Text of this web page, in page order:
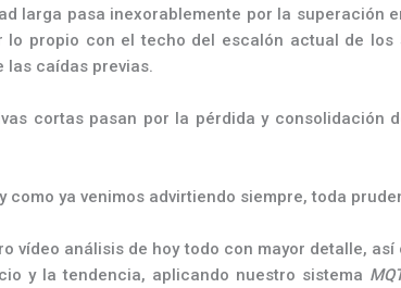
larga pasa inexorablemente por la superación
lo propio con el techo del escalón actual de
las caídas previas.
cortas pasan por la pérdida y consolidación
como ya venimos advirtiendo siempre, toda
vídeo análisis de hoy todo con mayor detalle,
y la tendencia, aplicando nuestro sistema